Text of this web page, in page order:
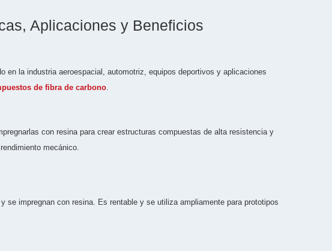
Aplicaciones y Beneficios
en la industria aeroespacial, automotriz, equipos deportivos y aplicaciones
de fibra de carbono.
con resina para crear estructuras compuestas de alta resistencia y
mecánico.
impregnan con resina. Es rentable y se utiliza ampliamente para prototipos